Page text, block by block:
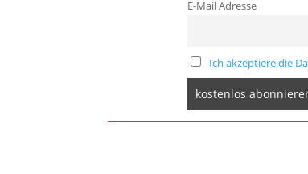
E-Mail Adresse
Ich akzeptiere die